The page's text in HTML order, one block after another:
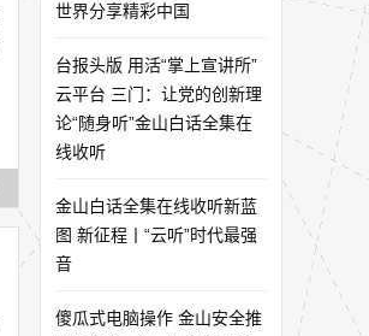
世界分享精彩中国
台报头版 用活“掌上宣讲所”
云平台 三门：让党的创新理
论“随身听”金山白话全集在
线收听
金山白话全集在线收听新蓝
图 新征程丨“云听”时代最强
音
傻瓜式电脑操作 金山安全推